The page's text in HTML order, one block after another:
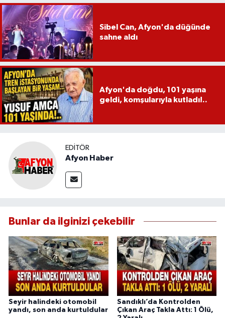
Sibel Can, Afyon'da düğünde
sahne aldı
Afyon'da doğdu, 101 yaşına
geldi, komşularıyla kutladı!..
EDITÖR
Afyon Haber
Bunlar da ilginizi çekebilir
Seyir halindeki otomobil
yandı, son anda kurtuldular
Sandıklı’da Kontrolden
Çıkan Araç Takla Attı: 1 Ölü,